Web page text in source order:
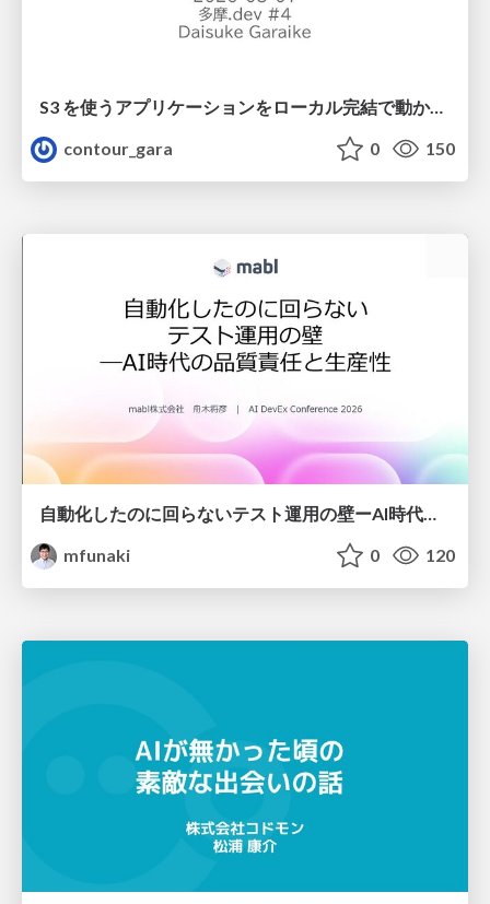
S3 を使うアプリケーションをローカル完結で動かすことに全力を注いでみた / Running S3 Apps Offline
contour_gara
0 150
自動化したのに回らないテスト運用の壁ーAI時代の品質責任と生産性
mfunaki
0 120